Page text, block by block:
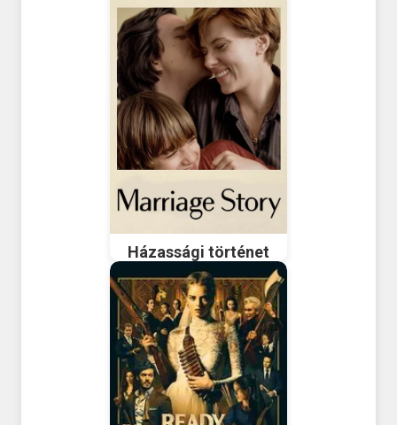
Házassági történet